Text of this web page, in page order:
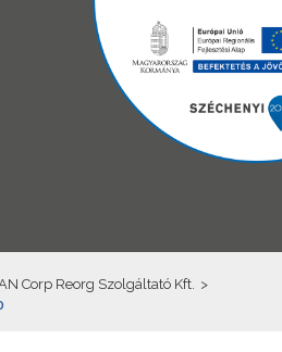
Corp Reorg Szolgáltató Kft. >